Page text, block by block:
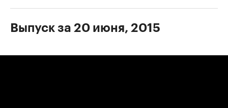
Выпуск за 20 июня, 2015